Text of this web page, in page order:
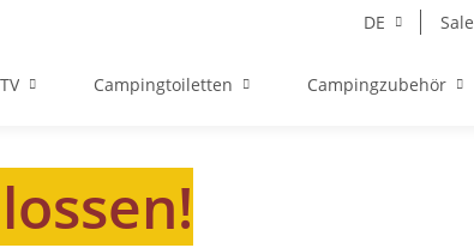
DE Sale
Campingtoiletten Campingzubehör